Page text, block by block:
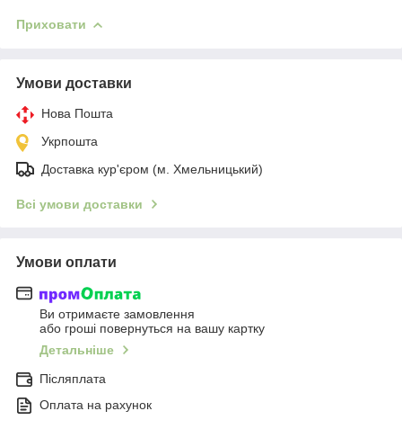
Приховати
Умови доставки
Нова Пошта
Укрпошта
Доставка кур'єром (м. Хмельницький)
Всі умови доставки
Умови оплати
Ви отримаєте замовлення
або гроші повернуться на вашу картку
Детальніше
Післяплата
Оплата на рахунок